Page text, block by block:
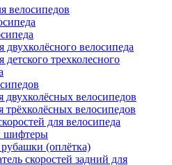
велосипедов
двухколёсного велосипеда
детского трехколесного
двухколёсных велосипедов
трёхколёсных велосипедов
для велосипеда
шифтеры
(оплётка)
скоростей задний для